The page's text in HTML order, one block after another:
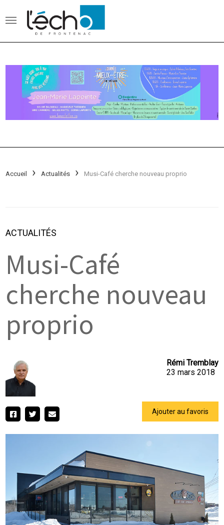
Accueil Actualités Musi-Café cherche nouveau proprio
ACTUALITÉS
Musi-Café
cherche nouveau
proprio
Rémi Tremblay
23 mars 2018
Ajouter au favoris